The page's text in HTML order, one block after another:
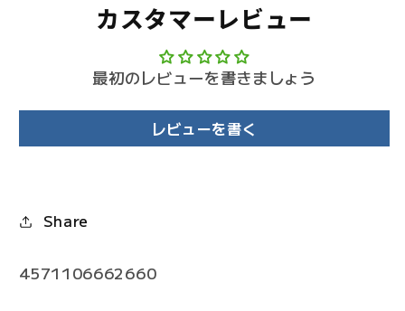
カスタマーレビュー
最初のレビューを書きましょう
レビューを書く
Share
4571106662660